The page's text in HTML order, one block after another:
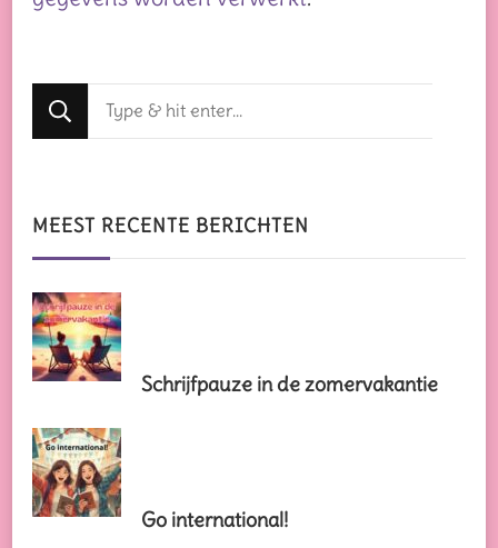
Op
zoek
iets?
MEEST RECENTE BERICHTEN
Schrijfpauze in de zomervakantie
Go international!